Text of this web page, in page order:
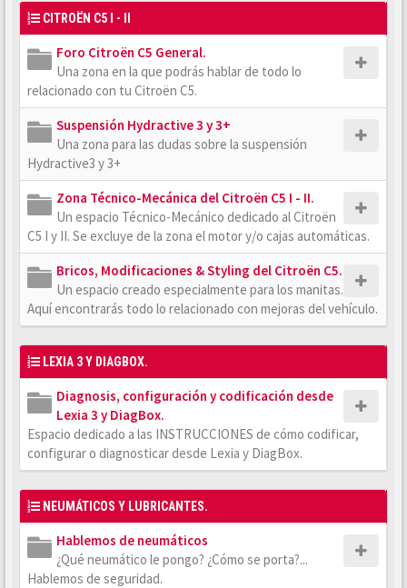
CITROËN C5 I - II
Foro Citroën C5 General.
Una zona en la que podrás hablar de todo lo
relacionado con tu Citroën C5.
Suspensión Hydractive 3 y 3+
Una zona para las dudas sobre la suspensión
Hydractive3 y 3+
Zona Técnico-Mecánica del Citroën C5 I - II.
Un espacio Técnico-Mecánico dedicado al Citroën
C5 I y II. Se excluye de la zona el motor y/o cajas automáticas.
Bricos, Modificaciones & Styling del Citroën C5.
Un espacio creado especialmente para los manitas.
Aquí encontrarás todo lo relacionado con mejoras del vehículo.
LEXIA 3 Y DIAGBOX.
Diagnosis, configuración y codificación desde
Lexia 3 y DiagBox.
Espacio dedicado a las INSTRUCCIONES de cómo codificar,
configurar o diagnosticar desde Lexia y DiagBox.
NEUMÁTICOS Y LUBRICANTES.
Hablemos de neumáticos
¿Qué neumático le pongo? ¿Cómo se porta?...
Hablemos de seguridad.